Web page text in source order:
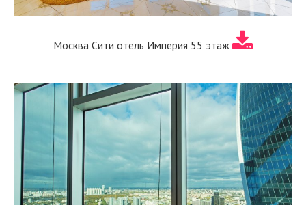
Москва Сити отель Империя 55 этаж